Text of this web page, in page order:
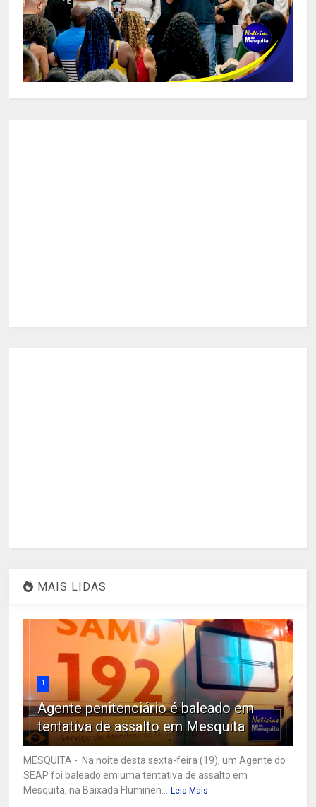
MAIS LIDAS
1
Agente penitenciário é baleado em
tentativa de assalto em Mesquita
MESQUITA - Na noite desta sexta-feira (19), um Agente do
SEAP foi baleado em uma tentativa de assalto em
Mesquita, na Baixada Fluminen...
Leia Mais